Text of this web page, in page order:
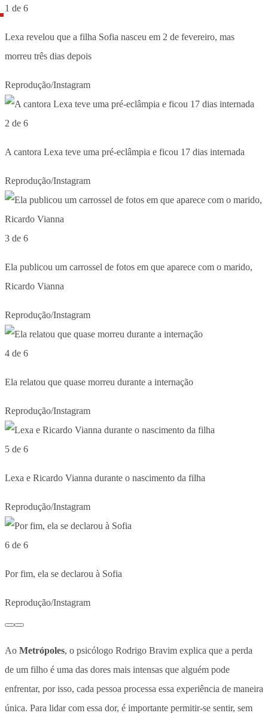
1 de 6
Lexa revelou que a filha Sofia nasceu em 2 de fevereiro, mas
morreu três dias depois
Reprodução/Instagram
2 de 6
A cantora Lexa teve uma pré-eclâmpia e ficou 17 dias internada
Reprodução/Instagram
3 de 6
Ela publicou um carrossel de fotos em que aparece com o marido,
Ricardo Vianna
Reprodução/Instagram
4 de 6
Ela relatou que quase morreu durante a internação
Reprodução/Instagram
5 de 6
Lexa e Ricardo Vianna durante o nascimento da filha
Reprodução/Instagram
6 de 6
Por fim, ela se declarou à Sofia
Reprodução/Instagram
Ao Metrópoles, o psicólogo Rodrigo Bravim explica que a perda
de um filho é uma das dores mais intensas que alguém pode
enfrentar, por isso, cada pessoa processa essa experiência de maneira
única. Para lidar com essa dor, é importante permitir-se sentir, sem